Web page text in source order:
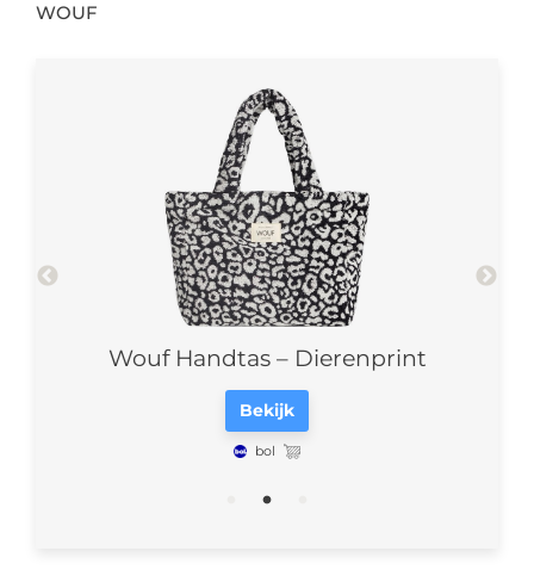
WOUF
Wouf Handtas – Dierenprint
Bekijk
bol